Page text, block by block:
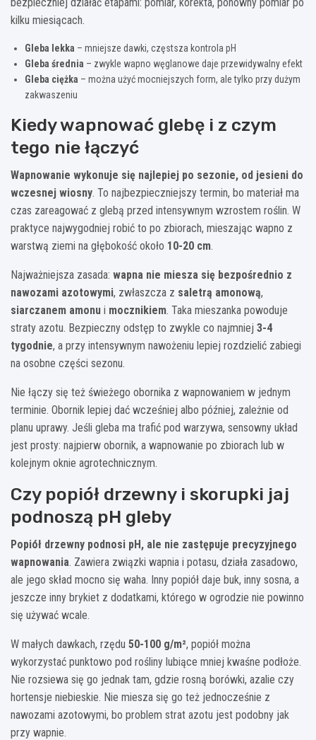
kilku miesiącach.
Gleba lekka – mniejsze dawki, częstsza kontrola pH
Gleba średnia – zwykle wapno węglanowe daje przewidywalny efekt
Gleba ciężka – można użyć mocniejszych form, ale tylko przy dużym
zakwaszeniu
Kiedy wapnować glebę i z czym
tego nie łączyć
Wapnowanie wykonuje się najlepiej po sezonie, od jesieni do
wczesnej wiosny. To najbezpieczniejszy termin, bo materiał ma
czas zareagować z glebą przed intensywnym wzrostem roślin. W
praktyce najwygodniej robić to po zbiorach, mieszając wapno z
warstwą ziemi na głębokość około 10-20 cm.
Najważniejsza zasada: wapna nie miesza się bezpośrednio z
nawozami azotowymi, zwłaszcza z saletrą amonową,
siarczanem amonu i mocznikiem. Taka mieszanka powoduje
straty azotu. Bezpieczny odstęp to zwykle co najmniej 3-4
tygodnie, a przy intensywnym nawożeniu lepiej rozdzielić zabiegi
na osobne części sezonu.
Nie łączy się też świeżego obornika z wapnowaniem w jednym
terminie. Obornik lepiej dać wcześniej albo później, zależnie od
planu uprawy. Jeśli gleba ma trafić pod warzywa, sensowny układ
jest prosty: najpierw obornik, a wapnowanie po zbiorach lub w
kolejnym oknie agrotechnicznym.
Czy popiół drzewny i skorupki jaj
podnoszą pH gleby
Popiół drzewny podnosi pH, ale nie zastępuje precyzyjnego
wapnowania. Zawiera związki wapnia i potasu, działa zasadowo,
ale jego skład mocno się waha. Inny popiół daje buk, inny sosna, a
jeszcze inny brykiet z dodatkami, którego w ogrodzie nie powinno
się używać wcale.
W małych dawkach, rzędu 50-100 g/m², popiół można
wykorzystać punktowo pod rośliny lubiące mniej kwaśne podłoże.
Nie rozsiewa się go jednak tam, gdzie rosną borówki, azalie czy
hortensje niebieskie. Nie miesza się go też jednocześnie z
nawozami azotowymi, bo problem strat azotu jest podobny jak
przy wapnie.